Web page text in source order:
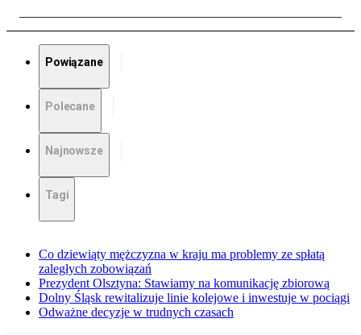
Powiązane
Polecane
Najnowsze
Tagi
Co dziewiąty mężczyzna w kraju ma problemy ze spłatą
zaległych zobowiązań
Prezydent Olsztyna: Stawiamy na komunikację zbiorową
Dolny Śląsk rewitalizuje linie kolejowe i inwestuje w pociągi
Odważne decyzje w trudnych czasach